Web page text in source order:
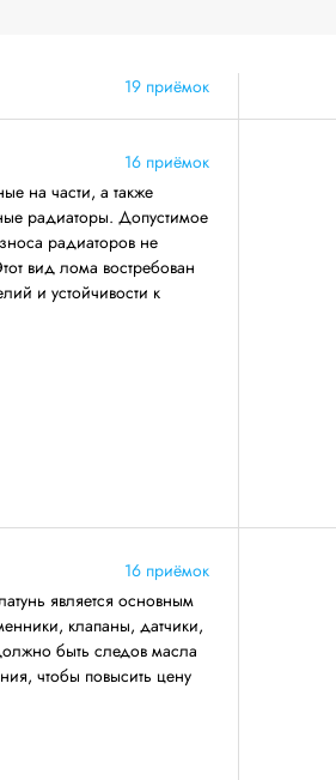
19 приёмок
16 приёмок
на части, а также
радиаторы. Допустимое
радиаторов не
вид лома востребован
и устойчивости к
16 приёмок
является основным
клапаны, датчики,
быть следов масла
чтобы повысить цену